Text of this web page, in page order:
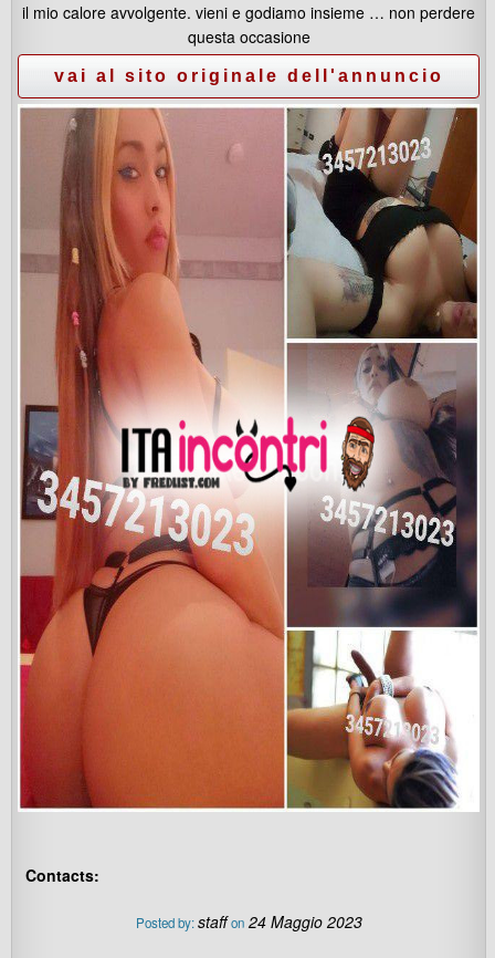
il mio calore avvolgente. vieni e godiamo insieme … non perdere
questa occasione
Contacts:
Posted by:staff on 24 Maggio 2023